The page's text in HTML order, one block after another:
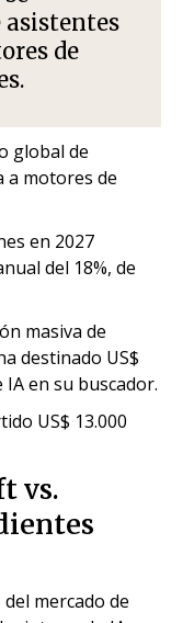
asistentes
de
global de
a motores de
en 2027
del 18%, de
masiva de
destinado US$
en su buscador.
US$ 13.000
vs.
mercado de